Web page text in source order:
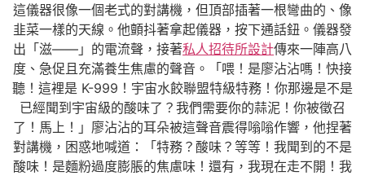
這儀器很像一個老式的對講機，但頂部插著一根彎曲的、像
韭菜一樣的天線。他顫抖著拿起儀器，按下通話鈕。儀器發
出「滋——」的電流聲，接著私人招待所設計傳來一陣高八
度、急促且充滿養生焦慮的聲音。「喂！是廖沾沾嗎！快接
聽！這裡是 K-999！宇宙水餃聯盟特級特務！你那邊是不是
已經聞到宇宙級的酸味了？我們需要你的蒜泥！你被徵召
了！馬上！」廖沾沾的耳朵被這聲音震得嗡嗡作響，他捏著
對講機，困惑地喊道：「特務？酸味？等等！我聞到的不是
酸味！是麵粉過度膨脹的焦慮味！還有，我現在走不開！我